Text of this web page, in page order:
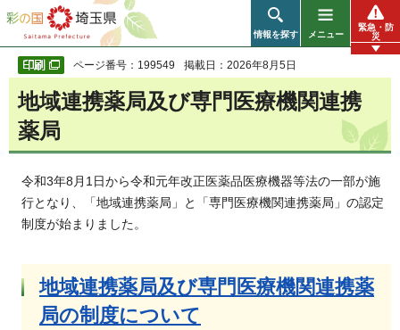
彩の国 埼玉県
情報を探す メニュー
緊急・防
災
ページ番号：199549 掲載日：2026年8月5日
地域連携薬局及び専門医療機関連携
薬局
令和3年8月1日から令和元年改正医薬品医療機器等法の一部が施
行となり、「地域連携薬局」と「専門医療機関連携薬局」の認定
制度が始まりました。
地域連携薬局及び専門医療機関連携薬
局の制度について